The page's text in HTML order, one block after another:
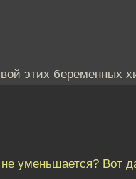
этих беременных
не уменьшается? Вот